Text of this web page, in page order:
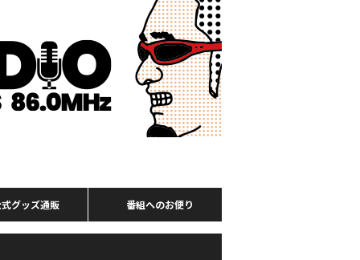
グッズ通販 番組へのお便り